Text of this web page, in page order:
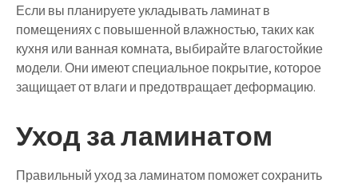
Если вы планируете укладывать ламинат в
помещениях с повышенной влажностью, таких как
кухня или ванная комната, выбирайте влагостойкие
модели. Они имеют специальное покрытие, которое
защищает от влаги и предотвращает деформацию.
Уход за ламинатом
Правильный уход за ламинатом поможет сохранить